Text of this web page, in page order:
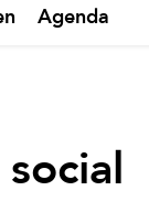
Agenda